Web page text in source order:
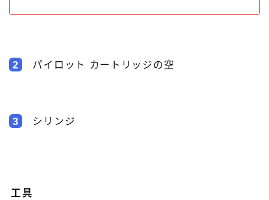
2 パイロット カートリッジの空
3 シリンジ
工具